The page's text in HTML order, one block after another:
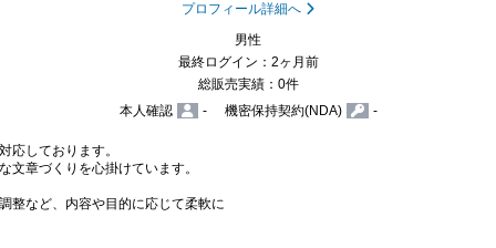
プロフィール詳細へ
男性
最終ログイン：2ヶ月前
総販売実績：0件
本人確認
- 機密保持契約(NDA) -
応しております。
文章づくりを心掛けています。
整など、内容や目的に応じて柔軟に